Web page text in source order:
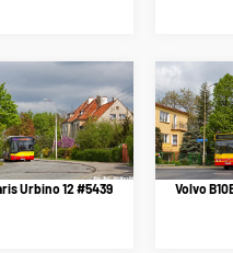
Urbino 12 #5439 Volvo